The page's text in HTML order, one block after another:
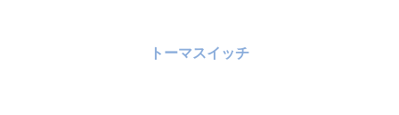
トーマスイッチ